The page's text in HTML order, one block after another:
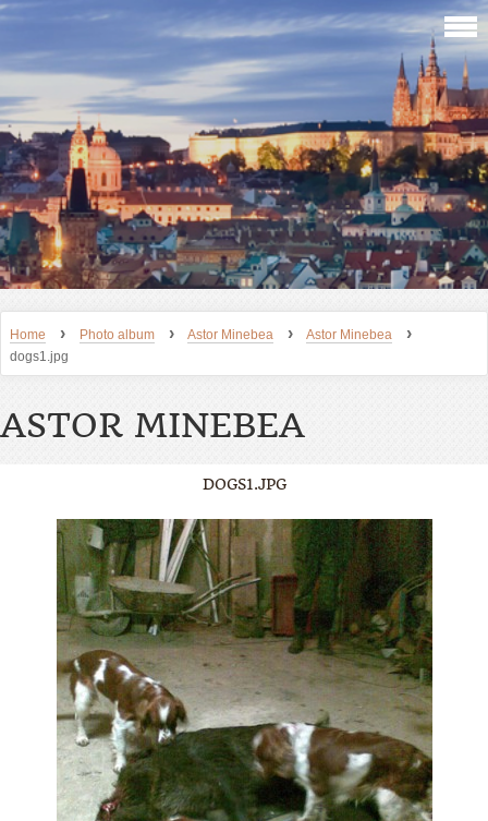
Home › Photo album › Astor Minebea › Astor Minebea ›
dogs1.jpg
ASTOR MINEBEA
DOGS1.JPG